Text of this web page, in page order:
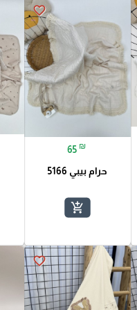
favorite_border
65 ₪
حرام بيبي 5166
add_shopping_cart
favorite_border